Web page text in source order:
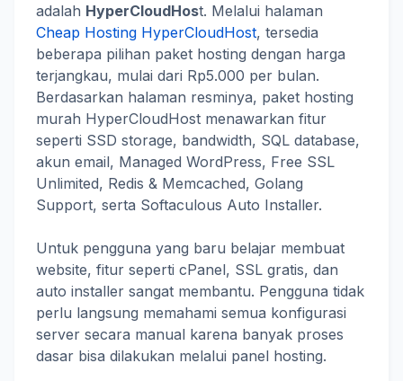
adalah HyperCloudHost. Melalui halaman
Cheap Hosting HyperCloudHost, tersedia
beberapa pilihan paket hosting dengan harga
terjangkau, mulai dari Rp5.000 per bulan.
Berdasarkan halaman resminya, paket hosting
murah HyperCloudHost menawarkan fitur
seperti SSD storage, bandwidth, SQL database,
akun email, Managed WordPress, Free SSL
Unlimited, Redis & Memcached, Golang
Support, serta Softaculous Auto Installer.
Untuk pengguna yang baru belajar membuat
website, fitur seperti cPanel, SSL gratis, dan
auto installer sangat membantu. Pengguna tidak
perlu langsung memahami semua konfigurasi
server secara manual karena banyak proses
dasar bisa dilakukan melalui panel hosting.